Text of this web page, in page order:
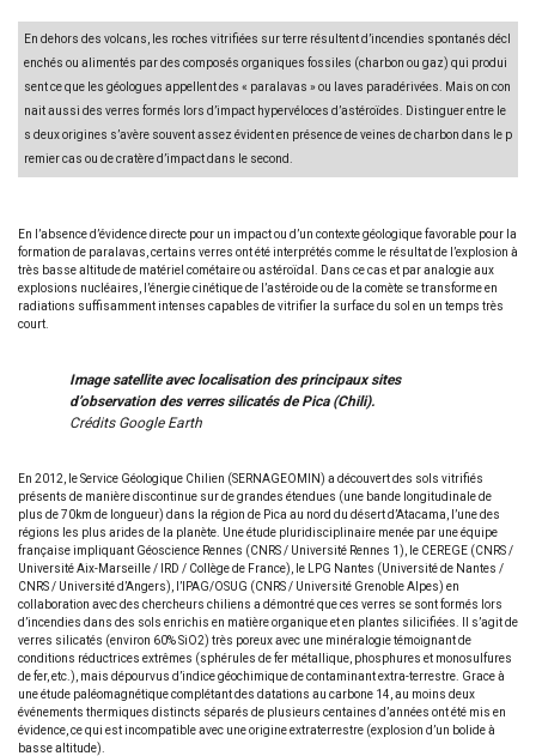
En dehors des volcans, les roches vitrifiées sur terre résultent d’incendies spontanés décl
enchés ou alimentés par des composés organiques fossiles (charbon ou gaz) qui produi
sent ce que les géologues appellent des « paralavas » ou laves paradérivées. Mais on con
nait aussi des verres formés lors d’impact hypervéloces d’astéroïdes. Distinguer entre le
s deux origines s’avère souvent assez évident en présence de veines de charbon dans le p
remier cas ou de cratère d’impact dans le second.
En l’absence d’évidence directe pour un impact ou d’un contexte géologique favorable pour la
formation de paralavas, certains verres ont été interprétés comme le résultat de l’explosion à
très basse altitude de matériel cométaire ou astéroïdal. Dans ce cas et par analogie aux
explosions nucléaires, l’énergie cinétique de l’astéroide ou de la comète se transforme en
radiations suffisamment intenses capables de vitrifier la surface du sol en un temps très
court.
Image satellite avec localisation des principaux sites
d’observation des verres silicatés de Pica (Chili).
Crédits Google Earth
En 2012, le Service Géologique Chilien (SERNAGEOMIN) a découvert des sols vitrifiés
présents de manière discontinue sur de grandes étendues (une bande longitudinale de
plus de 70km de longueur) dans la région de Pica au nord du désert d’Atacama, l’une des
régions les plus arides de la planète. Une étude pluridisciplinaire menée par une équipe
française impliquant Géoscience Rennes (CNRS / Université Rennes 1), le CEREGE (CNRS /
Université Aix-Marseille / IRD / Collège de France), le LPG Nantes (Université de Nantes /
CNRS / Université d’Angers), l’IPAG/OSUG (CNRS / Université Grenoble Alpes) en
collaboration avec des chercheurs chiliens a démontré que ces verres se sont formés lors
d’incendies dans des sols enrichis en matière organique et en plantes silicifiées. Il s’agit de
verres silicatés (environ 60% SiO2) très poreux avec une minéralogie témoignant de
conditions réductrices extrêmes (sphérules de fer métallique, phosphures et monosulfures
de fer, etc.), mais dépourvus d’indice géochimique de contaminant extra-terrestre. Grace à
une étude paléomagnétique complétant des datations au carbone 14, au moins deux
événements thermiques distincts séparés de plusieurs centaines d’années ont été mis en
évidence, ce qui est incompatible avec une origine extraterrestre (explosion d’un bolide à
basse altitude).